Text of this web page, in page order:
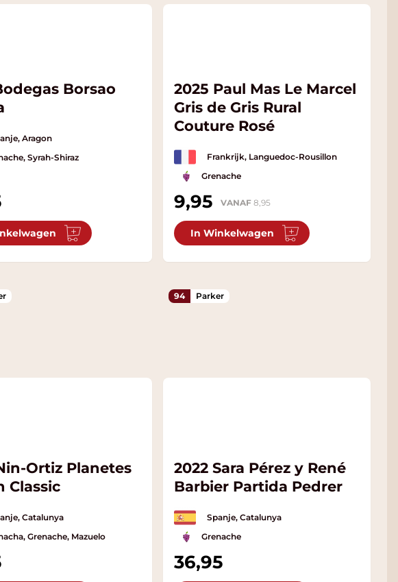
Borsao
Aragon
Syrah-Shiraz
2025 Paul Mas Le Marcel
Gris de Gris Rural
Couture Rosé
Frankrijk, Languedoc-Rousillon
Grenache
9,95 VANAF 8,95
In Winkelwagen
Ortiz Planetes
Classic
Catalunya
Grenache, Mazuelo
94 Parker
2022 Sara Pérez y René
Barbier Partida Pedrer
Spanje, Catalunya
Grenache
36,95